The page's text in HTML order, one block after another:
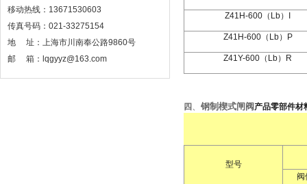
移动热线：13671530603
传真号码：021-33275154
地 址：上海市川南奉公路9860号
邮 箱：lqgyyz@163.com
Z41H-600 （ Lb） I
Z41H-600（ Lb） P
Z41Y-600 （ Lb） R
四 钢制楔式闸阀产品零部件材
型号
阀